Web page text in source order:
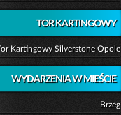
TOR KARTINGOWY
Kartingowy Silverstone Opole
WYDARZENIA W MIEŚCIE
Brzeg